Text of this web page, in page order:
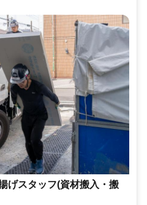
げスタッフ(資材搬入・搬